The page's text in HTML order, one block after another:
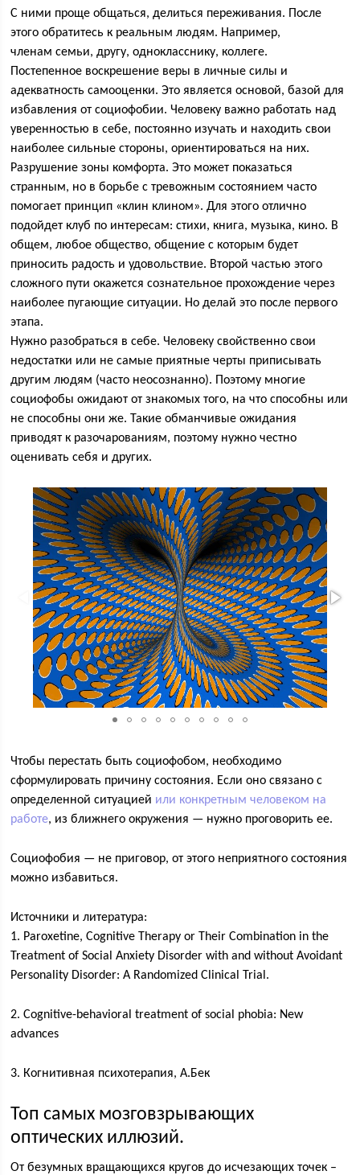
С ними проще общаться, делиться переживания. После
этого обратитесь к реальным людям. Например,
членам семьи, другу, однокласснику, коллеге.
Постепенное воскрешение веры в личные силы и
адекватность самооценки. Это является основой, базой для
избавления от социофобии. Человеку важно работать над
уверенностью в себе, постоянно изучать и находить свои
наиболее сильные стороны, ориентироваться на них.
Разрушение зоны комфорта. Это может показаться
странным, но в борьбе с тревожным состоянием часто
помогает принцип «клин клином». Для этого отлично
подойдет клуб по интересам: стихи, книга, музыка, кино. В
общем, любое общество, общение с которым будет
приносить радость и удовольствие. Второй частью этого
сложного пути окажется сознательное прохождение через
наиболее пугающие ситуации. Но делай это после первого
этапа.
Нужно разобраться в себе. Человеку свойственно свои
недостатки или не самые приятные черты приписывать
другим людям (часто неосознанно). Поэтому многие
социофобы ожидают от знакомых того, на что способны или
не способны они же. Такие обманчивые ожидания
приводят к разочарованиям, поэтому нужно честно
оценивать себя и других.
Чтобы перестать быть социофобом, необходимо
сформулировать причину состояния. Если оно связано с
определенной ситуацией или конкретным человеком на
работе, из ближнего окружения — нужно проговорить ее.
Социофобия — не приговор, от этого неприятного состояния
можно избавиться.
Источники и литература:
1. Paroxetine, Cognitive Therapy or Their Combination in the
Treatment of Social Anxiety Disorder with and without Avoidant
Personality Disorder: A Randomized Clinical Trial.
2. Cognitive-behavioral treatment of social phobia: New
advances
3. Когнитивная психотерапия, А.Бек
Топ самых мозговзрывающих
оптических иллюзий.
От безумных вращающихся кругов до исчезающих точек –